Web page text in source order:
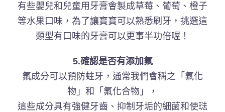
有些嬰兒和兒童用牙膏會製成草莓、葡萄、橙子
等水果口味，為了讓寶寶可以熟悉刷牙，挑選這
類型有口味的牙膏可以更事半功倍喔！
5.確認是否有添加氟
氟成分可以預防蛀牙，通常我們會稱之「氟化
物」和「氟化合物」，
這些成分具有強健牙齒、抑制牙垢的細菌和使琺